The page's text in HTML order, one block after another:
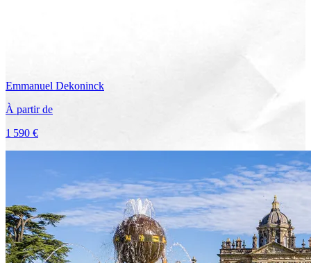
Emmanuel Dekoninck
À partir de
1 590 €